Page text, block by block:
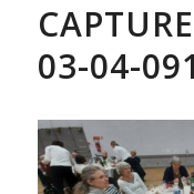
03-04-